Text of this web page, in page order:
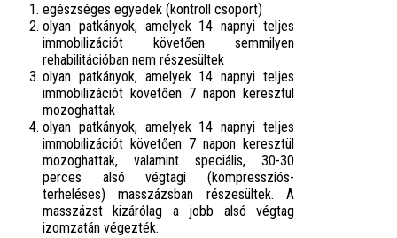
egészséges egyedek (kontroll csoport)
olyan patkányok, amelyek 14 napnyi teljes
immobilizációt követően semmilyen
rehabilitációban nem részesültek
olyan patkányok, amelyek 14 napnyi teljes
immobilizációt követően 7 napon keresztül
mozoghattak
olyan patkányok, amelyek 14 napnyi teljes
immobilizációt követően 7 napon keresztül
mozoghattak, valamint speciális, 30-30
perces alsó végtagi (kompressziós-
terheléses) masszázsban részesültek. A
masszázst kizárólag a jobb alsó végtag
izomzatán végezték.